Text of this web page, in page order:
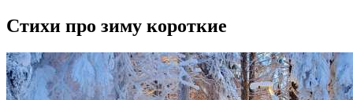
Стихи про зиму короткие